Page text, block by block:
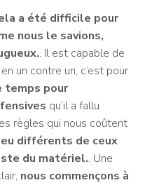
a été difficile pour
nous le savions,
. Il est capable de
un contre un, c’est pour
temps pour
qu’il a fallu
règles qui nous coûtent
différents de ceux
du matériel.. Une
nous commençons à